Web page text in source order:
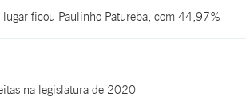
lugar ficou Paulinho Patureba, com 44,97%
na legislatura de 2020